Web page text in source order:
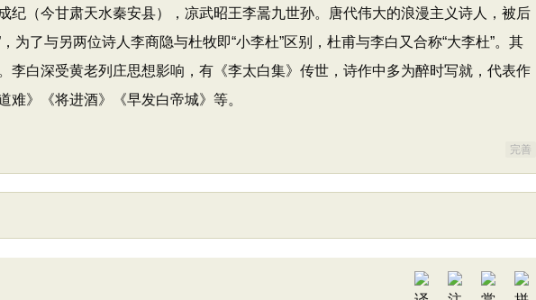
纪（今甘肃天水秦安县），凉武昭王李暠九世孙。唐代伟大的浪漫主义诗人，被后
，为了与另两位诗人李商隐与杜牧即“小李杜”区别，杜甫与李白又合称“大李杜”。其
李白深受黄老列庄思想影响，有《李太白集》传世，诗作中多为醉时写就，代表作
难》《将进酒》《早发白帝城》等。
完善